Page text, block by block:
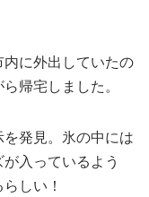
に外出していたの
帰宅しました。
発見。氷の中には
入っているよう
しい！